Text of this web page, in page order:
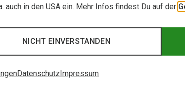
auch in den USA ein. Mehr Infos findest Du auf der
NICHT EINVERSTANDEN
DatenschutzImpressum